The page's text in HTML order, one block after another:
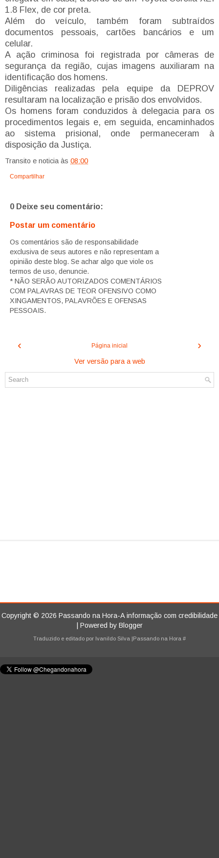
1.8 Flex, de cor preta.
Além do veículo, também foram subtraídos
documentos pessoais, cartões bancários e um
celular.
A ação criminosa foi registrada por câmeras de
segurança da região, cujas imagens auxiliaram na
identificação dos homens.
Diligências realizadas pela equipe da DEPROV
resultaram na localização e prisão dos envolvidos.
Os homens foram conduzidos à delegacia para os
procedimentos legais e, em seguida, encaminhados
ao sistema prisional, onde permaneceram à
disposição da Justiça.
Transito e noticia às 08:00
Compartilhar
0 Deixe seu comentário:
Postar um comentário
Os comentários são de responsabilidade
exclusiva de seus autores e não representam a
opinião deste blog. Se achar algo que viole os
termos de uso, denuncie.
* NÃO SERÃO AUTORIZADOS COMENTÁRIOS
COM PALAVRAS DE TEOR OFENSIVO COMO
XINGAMENTOS, PALAVRÕES E OFENSAS
PESSOAIS.
‹ ›
Página inicial
Ver versão para a web
Copyright © 2026 Passando na Hora-A informação com credibilidade
| Powered by Blogger
Traduzido e editado por Ivanildo Silva |Passando na Hora #